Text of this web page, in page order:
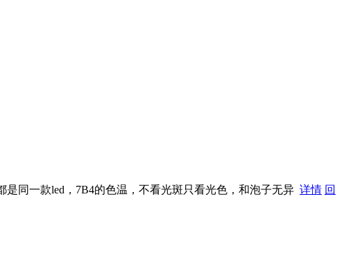
同一款led，7B4的色温，不看光斑只看光色，和泡子无异 详情 回